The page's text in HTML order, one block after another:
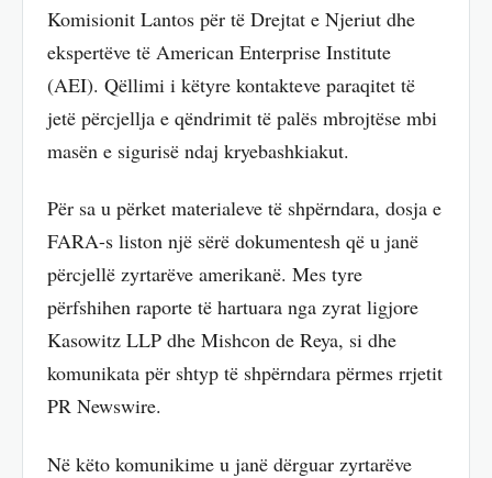
Komisionit Lantos për të Drejtat e Njeriut dhe
ekspertëve të American Enterprise Institute
(AEI). Qëllimi i këtyre kontakteve paraqitet të
jetë përcjellja e qëndrimit të palës mbrojtëse mbi
masën e sigurisë ndaj kryebashkiakut.
Për sa u përket materialeve të shpërndara, dosja e
FARA-s liston një sërë dokumentesh që u janë
përcjellë zyrtarëve amerikanë. Mes tyre
përfshihen raporte të hartuara nga zyrat ligjore
Kasowitz LLP dhe Mishcon de Reya, si dhe
komunikata për shtyp të shpërndara përmes rrjetit
PR Newswire.
Në këto komunikime u janë dërguar zyrtarëve